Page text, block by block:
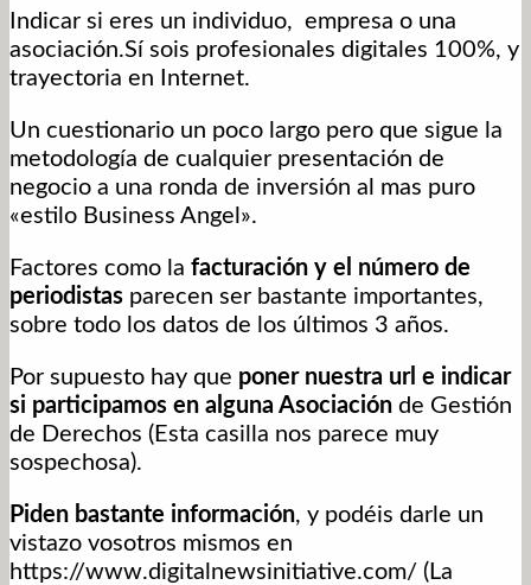
Indicar si eres un individuo, empresa o una
asociación.Sí sois profesionales digitales 100%, y
trayectoria en Internet.
Un cuestionario un poco largo pero que sigue la
metodología de cualquier presentación de
negocio a una ronda de inversión al mas puro
«estilo Business Angel».
Factores como la facturación y el número de
periodistas parecen ser bastante importantes,
sobre todo los datos de los últimos 3 años.
Por supuesto hay que poner nuestra url e indicar
si participamos en alguna Asociación de Gestión
de Derechos (Esta casilla nos parece muy
sospechosa).
Piden bastante información, y podéis darle un
vistazo vosotros mismos en
https://www.digitalnewsinitiative.com/ (La